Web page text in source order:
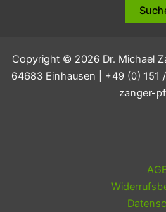
Copyright © 2026 Dr. Michael
64683 Einhausen | +49 (0) 151
zanger-